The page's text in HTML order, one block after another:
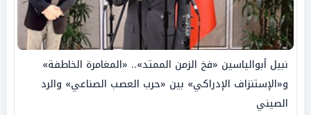
نبيل أبوالياسين «فخ الزمن الممتد».. «المغامرة الخاطفة»
و«الإستنزاف الإدراكي» بين «حرب العصب الصناعي» والرد
الصيني